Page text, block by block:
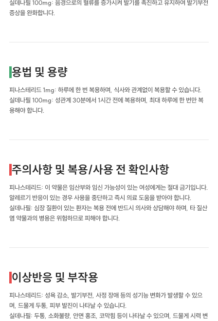
실데나필 100mg: 음경으로의 혈류를 증가시켜 발기를 촉진하고 유지하여 발기부전
증상을 완화합니다.
용법 및 용량
피나스테리드 1mg: 하루에 한 번 복용하며, 식사와 관계없이 복용할 수 있습니다.
실데나필 100mg: 성관계 30분에서 1시간 전에 복용하며, 최대 하루에 한 번만 복
용해야 합니다.
주의사항 및 복용/사용 전 확인사항
피나스테리드: 이 약물은 임산부와 임신 가능성이 있는 여성에게는 절대 금기입니다.
알레르기 반응이 있는 경우 사용을 중단하고 즉시 의료 도움을 받아야 합니다.
실데나필: 심장 질환이 있는 환자는 복용 전에 반드시 의사와 상담해야 하며, 타 질산
염 약물과의 병용은 위험하므로 피해야 합니다.
이상반응 및 부작용
피나스테리드: 성욕 감소, 발기부전, 사정 장애 등의 성기능 변화가 발생할 수 있으
며, 드물게 두통, 피부 발진이 나타날 수 있습니다.
실데나필: 두통, 소화불량, 안면 홍조, 코막힘 등이 나타날 수 있으며, 드물게 시력 변